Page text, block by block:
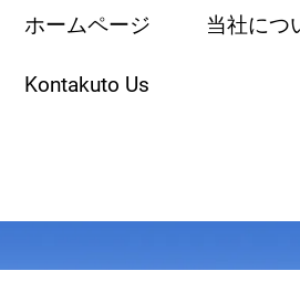
ホームページ 当社につ
Kontakuto Us